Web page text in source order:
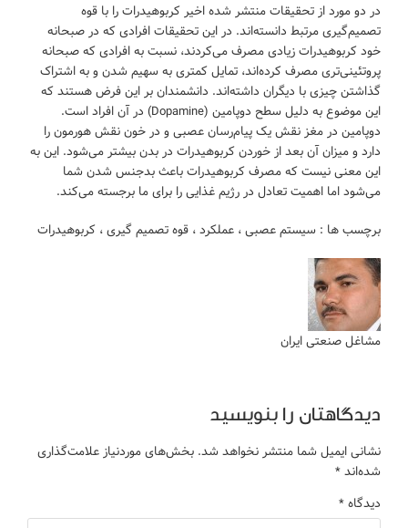
در دو مورد از تحقیقات منتشر شده اخیر کربوهیدرات را با قوه
تصمیم‌گیری مرتبط دانسته‌اند. در این تحقیقات افرادی که در صبحانه
خود کربوهیدرات زیادی مصرف می‌کردند، نسبت به افرادی که صبحانه
‌پروتئینی‌تری مصرف کرده‌اند، تمایل کمتری به سهیم شدن و به اشتراک
گذاشتن چیزی با دیگران داشته‌اند. دانشمندان بر این فرض هستند که
این موضوع به دلیل سطح دوپامین (Dopamine) در آن افراد است.
دوپامین در مغز نقش یک پیام‌رسان عصبی و در خون نقش هورمون را
دارد و میزان آن بعد از خوردن کربوهیدرات در بدن بیشتر می‌شود. این به
این معنی نیست که مصرف کربوهیدرات باعث بدجنس شدن شما
می‌شود اما اهمیت تعادل در رژیم غذایی را برای ما برجسته می‌کند.
برچسب ها : سیستم عصبی، عملکرد، قوه تصمیم گیری، کربوهیدرات
مشاغل صنعتی ایران
دیدگاهتان را بنویسید
نشانی ایمیل شما منتشر نخواهد شد. بخش‌های موردنیاز علامت‌گذاری
شده‌اند*
دیدگاه*